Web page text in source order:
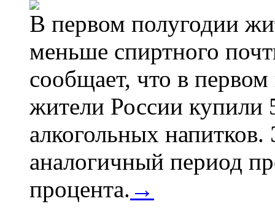
В первом полугодии
меньше спиртного
сообщает, что в
жители России купили
алкогольных
аналогичный период
процента. →